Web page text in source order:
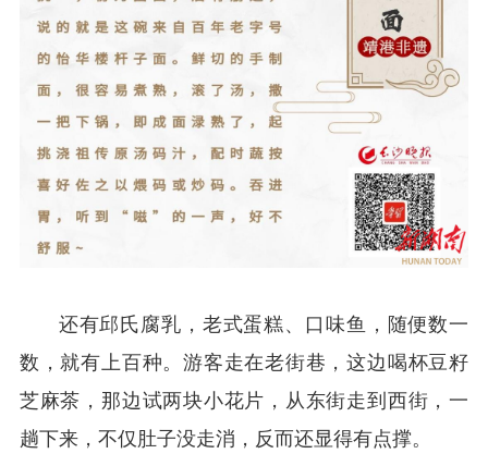
还有邱氏腐乳，老式蛋糕、口味鱼，随便数一
数，就有上百种。游客走在老街巷，这边喝杯豆籽
芝麻茶，那边试两块小花片，从东街走到西街，一
趟下来，不仅肚子没走消，反而还显得有点撑。